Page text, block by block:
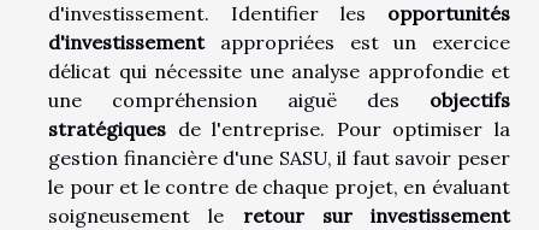
d'investissement. Identifier les opportunités
d'investissementappropriées est un exercice
délicat qui nécessite une analyse approfondie et
une compréhension aiguë des objectifs
stratégiques de l'entreprise. Pour optimiser la
gestion financière d'une SASU, il faut savoir peser
le pour et le contre de chaque projet, en évaluant
soigneusement le retour sur investissement